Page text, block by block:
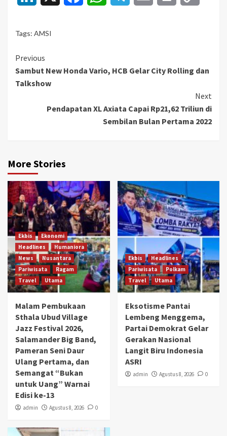
Tags: AMSI
Continue
Reading
Previous
Sambut New Honda Vario, HCB Gelar City Rolling dan
Talkshow
Next
Pendapatan XL Axiata Capai Rp21,62 Triliun di
Sembilan Bulan Pertama 2022
More Stories
Ekbis
Ekonomi
Headlines
Humaniora
News
Nusantara
Pariwisata
Ragam
Travel
Utama
Malam Pembukaan
Sthala Ubud Village
Jazz Festival 2026,
Salamander Big Band,
Pameran Seni Daur
Ulang Pertama, dan
Semangat “Bukan
untuk Uang” Warnai
Edisi ke-13
admin Agustus 8, 2026 0
Ekbis
Headlines
Pariwisata
Polkam
Travel
Utama
Eksotisme Pantai
Lembeng Menggema,
Partai Demokrat Gelar
Gerakan Nasional
Langit Biru Indonesia
ASRI
admin Agustus 8, 2026 0